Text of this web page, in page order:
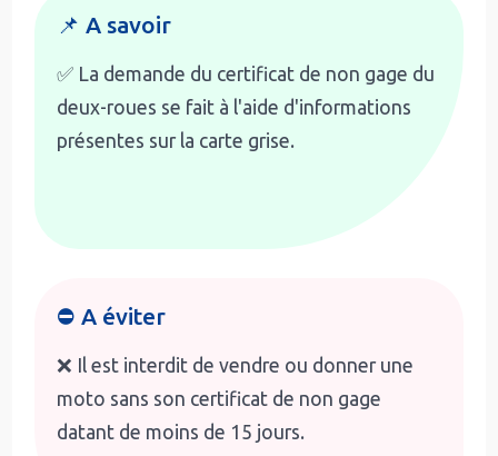
📌 A savoir
✅ La demande du certificat de non gage du
deux-roues se fait à l'aide d'informations
présentes sur la carte grise.
⛔ A éviter
❌ Il est interdit de vendre ou donner une
moto sans son certificat de non gage
datant de moins de 15 jours.